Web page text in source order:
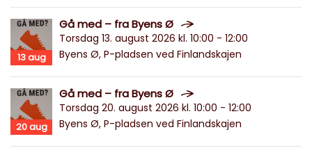
13aug
Gå med – fra Byens Ø
Torsdag 13. august 2026 kl. 10:00 - 12:00
Byens Ø, P-pladsen ved Finlandskajen
20aug
Gå med – fra Byens Ø
Torsdag 20. august 2026 kl. 10:00 - 12:00
Byens Ø, P-pladsen ved Finlandskajen